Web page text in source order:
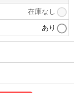
在庫なし
あり